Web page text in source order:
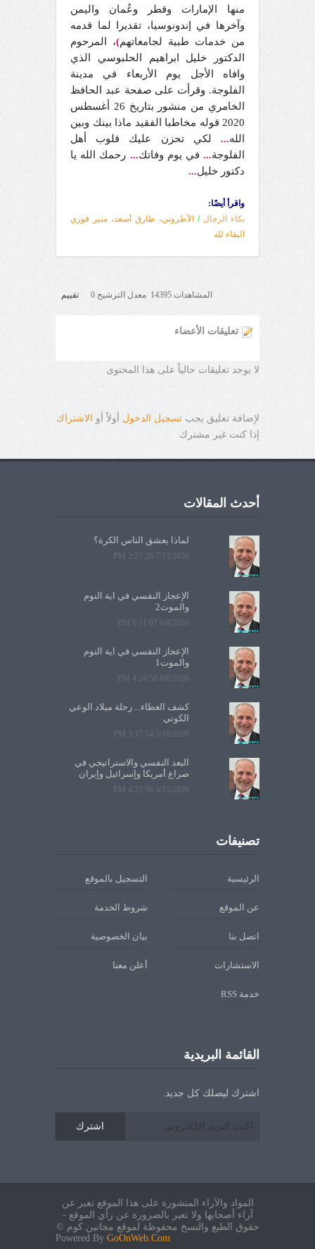
منها الإمارات وقطر وعُمان واليمن
وآخرها في إندونوسيا، تقديرا لما قدمه
من خدمات طبية لجامعاتهم)، المرحوم
الدكتور خليل ابراهيم الحلبوسي الذي
وافاه الأجل يوم الأربعاء في مدينة
الفلوجة. وقرأت على صفحة عبد الحافظ
الخامري من منشور بتاريخ 26 أغسطس
2020 قوله مخاطبا الفقيد ماذا بينك وبين
الله... لكي تحزن عليك قلوب أهل
الفلوجة... في يوم وفاتك... رحمك الله يا
دكتور خليل...
واقرأ أيضًا:
بكاء الرجال /
الأطروني، طارق أسعد، منير فوزي
البقاء لله
المشاهدات 14395 معدل الترشيح 0 تقييم
تعليقات الأعضاء
لا يوجد تعليقات حالياً على هذا المحتوى
لإضافة تعليق يجبتسجيل الدخول أولاً أو
الاشتراك
إذا كنت غير مشترك
أحدث المقالات
لماذا يعشق الناس الكرة؟
7/13/2026 2:27:26 PM
الإعجاز النفسي في آية النوم
والموت2
6/8/2026 6:11:07 PM
الإعجاز النفسي في آية النوم
والموت1
6/6/2026 4:24:58 PM
كشف الغطاء... رحلة ميلاد الوعي
الكوني
5/10/2026 3:17:54 PM
البعد النفسي والاستراتيجي في
صراع أمريكا وإسرائيل وإيران
4/15/2026 4:32:56 PM
تصنيفات
الرئيسية التسجيل بالموقع
عن الموقع شروط الخدمة
اتصل بنا بيان الخصوصية
الاستشارات أعلن معنا
خدمة RSS
القائمة البريدية
اشترك ليصلك كل جديد.
اشترك
المواد والآراء المنشورة على هذا الموقع تعبر عن
آراء أصحابها ولا تعبر بالضرورة عن رأي الموقع -
حقوق الطبع والنسخ محفوظة لموقع مجانين.كوم ©
Powered By GoOnWeb.Com